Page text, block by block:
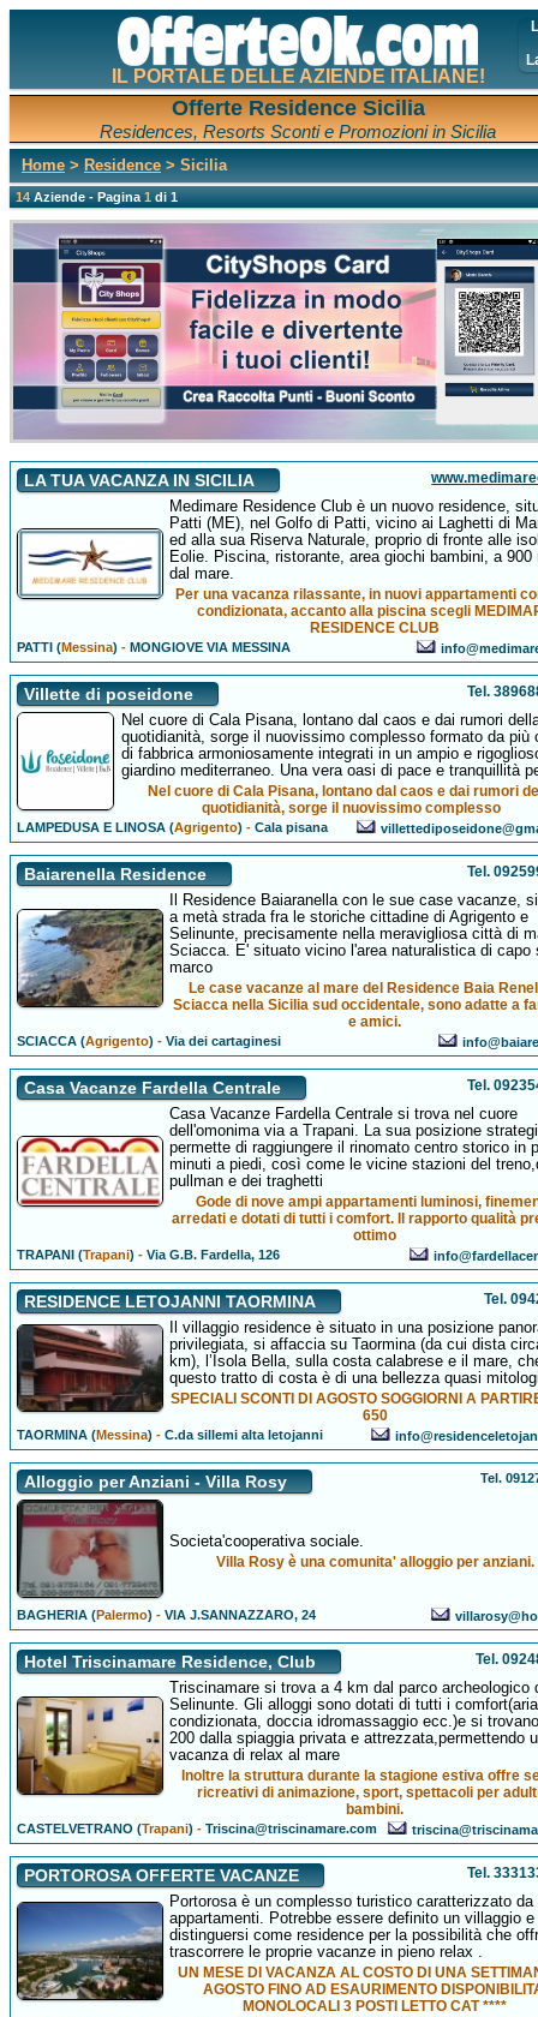
IL PORTALE DELLE AZIENDE ITALIANE!
Offerte Residence Sicilia
Residences, Resorts Sconti e Promozioni in Sicilia
Home > Residence > Sicilia
14Aziende - Pagina1di 1
LA TUA VACANZA IN SICILIA
Medimare Residence Club è un nuovo residence,
Patti (ME), nel Golfo di Patti, vicino ai Laghetti di
ed alla sua Riserva Naturale, proprio di fronte alle
Eolie. Piscina, ristorante, area giochi bambini, a 900
dal mare.
Per una vacanza rilassante, in nuovi appartamenti
condizionata, accanto alla piscina scegli
RESIDENCE CLUB
PATTI (Messina) -MONGIOVE VIA MESSINA
Villette di poseidone Tel.
Nel cuore di Cala Pisana, lontano dal caos e dai rumori
quotidianità, sorge il nuovissimo complesso formato da più
di fabbrica armoniosamente integrati in un ampio e
giardino mediterraneo. Una vera oasi di pace e tranquillità
Nel cuore di Cala Pisana, lontano dal caos e dai rumori
quotidianità, sorge il nuovissimo complesso
LAMPEDUSA E LINOSA (Agrigento) -Cala pisana
Baiarenella Residence Tel.
Il Residence Baiaranella con le sue case vacanze,
a metà strada fra le storiche cittadine di Agrigento e
Selinunte, precisamente nella meravigliosa città di
Sciacca. E' situato vicino l'area naturalistica di capo
marco
Le case vacanze al mare del Residence Baia
Sciacca nella Sicilia sud occidentale, sono adatte a
e amici.
SCIACCA (Agrigento) -Via dei cartaginesi
Casa Vacanze Fardella Centrale Tel.
Casa Vacanze Fardella Centrale si trova nel cuore
dell'omonima via a Trapani. La sua posizione
permette di raggiungere il rinomato centro storico in
minuti a piedi, così come le vicine stazioni del
pullman e dei traghetti
Gode di nove ampi appartamenti luminosi,
arredati e dotati di tutti i comfort. Il rapporto qualità
ottimo
TRAPANI (Trapani) -Via G.B. Fardella, 126
RESIDENCE LETOJANNI TAORMINA Tel.
Il villaggio residence è situato in una posizione
privilegiata, si affaccia su Taormina (da cui dista
km), l’Isola Bella, sulla costa calabrese e il mare,
questo tratto di costa è di una bellezza quasi
SPECIALI SCONTI DI AGOSTO SOGGIORNI A
650
TAORMINA (Messina) -C.da sillemi alta letojanni
Alloggio per Anziani - Villa Rosy Tel.
Societa'cooperativa sociale.
Villa Rosy è una comunita' alloggio per anziani.
BAGHERIA (Palermo) -VIA J.SANNAZZARO, 24
Hotel Triscinamare Residence, Club Tel.
Triscinamare si trova a 4 km dal parco archeologico
Selinunte. Gli alloggi sono dotati di tutti i comfort(aria
condizionata, doccia idromassaggio ecc.)e si
200 dalla spiaggia privata e attrezzata,permettendo
vacanza di relax al mare
Inoltre la struttura durante la stagione estiva offre
ricreativi di animazione, sport, spettacoli per
bambini.
CASTELVETRANO (Trapani) -Triscina@triscinamare.com
PORTOROSA OFFERTE VACANZE Tel.
Portorosa è un complesso turistico caratterizzato da
appartamenti. Potrebbe essere definito un villaggio e
distinguersi come residence per la possibilità che
trascorrere le proprie vacanze in pieno relax .
UN MESE DI VACANZA AL COSTO DI UNA
AGOSTO FINO AD ESAURIMENTO
MONOLOCALI 3 POSTI LETTO CAT ****